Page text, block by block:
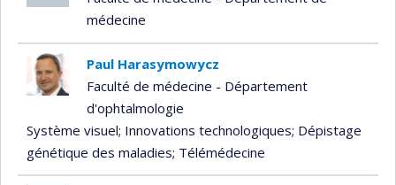
médecine
Paul Harasymowycz
Faculté de médecine - Département
d'ophtalmologie
Système visuel; Innovations technologiques; Dépistage
génétique des maladies; Télémédecine